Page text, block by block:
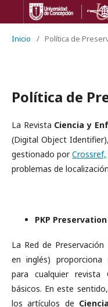
Inicio / Política de
Política de
La Revista Ciencia y
(Digital Object
gestionado porCrossref,
problemas de
PKP
La Red de
en inglés) proporciona
para cualquier revista
básicos. En este
los artículos de